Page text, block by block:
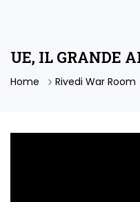
UE, IL GRANDE
Home Rivedi War Room